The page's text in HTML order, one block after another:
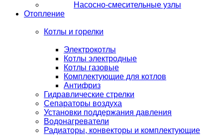
Насосно-смесительные узлы
Отопление
Котлы и горелки
Электрокотлы
Котлы электродные
Котлы газовые
Комплектующие для котлов
Антифриз
Гидравлические стрелки
Сепараторы воздуха
Установки поддержания давления
Водонагреватели
Радиаторы, конвекторы и комплектующие